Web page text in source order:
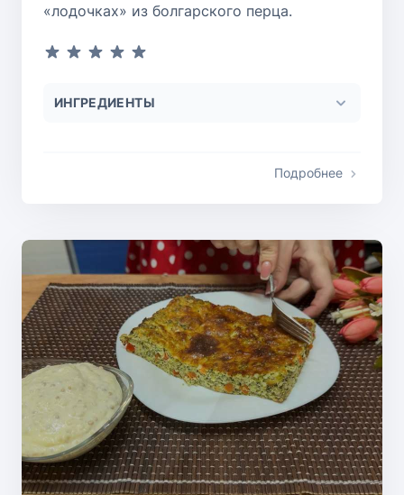
«лодочках» из болгарского перца.
ИНГРЕДИЕНТЫ
Подробнее